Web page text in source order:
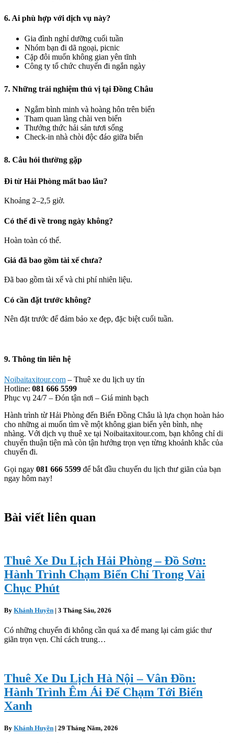
6. Ai phù hợp với dịch vụ này?
Gia đình nghỉ dưỡng cuối tuần
Nhóm bạn đi dã ngoại, picnic
Cặp đôi muốn không gian yên tĩnh
Công ty tổ chức chuyến đi ngắn ngày
7. Những trải nghiệm thú vị tại Đồng Châu
Ngắm bình minh và hoàng hôn trên biển
Tham quan làng chài ven biển
Thưởng thức hải sản tươi sống
Check-in nhà chòi độc đáo giữa biển
8. Câu hỏi thường gặp
Đi từ Hải Phòng mất bao lâu?
Khoảng 2–2,5 giờ.
Có thể đi về trong ngày không?
Hoàn toàn có thể.
Giá đã bao gồm tài xế chưa?
Đã bao gồm tài xế và chi phí nhiên liệu.
Có cần đặt trước không?
Nên đặt trước để đảm bảo xe đẹp, đặc biệt cuối tuần.
9. Thông tin liên hệ
Noibaitaxitour.com – Thuê xe du lịch uy tín
Hotline: 081 666 5599
Phục vụ 24/7 – Đón tận nơi – Giá minh bạch
Hành trình từ Hải Phòng đến Biển Đồng Châu là lựa chọn hoàn hảo
cho những ai muốn tìm về một không gian biển yên bình, nhẹ
nhàng. Với dịch vụ thuê xe tại Noibaitaxitour.com, bạn không chỉ di
chuyển thuận tiện mà còn tận hưởng trọn vẹn từng khoảnh khắc của
chuyến đi.
Gọi ngay 081 666 5599 để bắt đầu chuyến du lịch thư giãn của bạn
ngay hôm nay!
Bài viết liên quan
Thuê Xe Du Lịch Hải Phòng – Đồ Sơn:
Hành Trình Chạm Biển Chỉ Trong Vài
Chục Phút
By Khánh Huyền | 3 Tháng Sáu, 2026
Có những chuyến đi không cần quá xa để mang lại cảm giác thư
giãn trọn vẹn. Chỉ cách trung…
Thuê Xe Du Lịch Hà Nội – Vân Đồn:
Hành Trình Êm Ái Để Chạm Tới Biển
Xanh
By Khánh Huyền | 29 Tháng Năm, 2026